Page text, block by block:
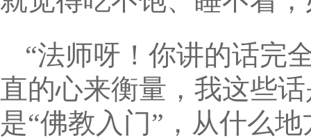
“法师呀！你讲的话完
直的心来衡量，我这些
是“佛教入门”，从什么